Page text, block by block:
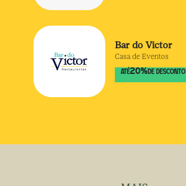
Bar do Victor
Casa de Eventos
ATÉ20% DE DESCONTO